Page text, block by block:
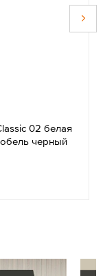
02 белая
черный